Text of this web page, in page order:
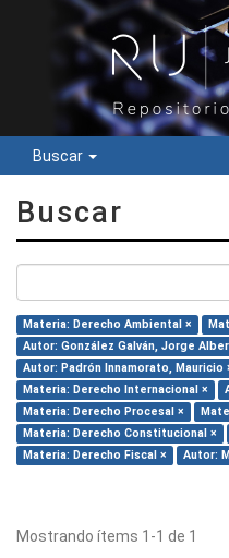
Buscar
Buscar
Materia: Derecho Ambiental ×
Autor: González Galván, Jorge
Autor: Padrón Innamorato, Mauricio
Materia: Derecho Internacional ×
Materia: Derecho Procesal ×
Materia: Derecho Constitucional ×
Materia: Derecho Fiscal ×
Autor:
Mostrando ítems 1-1 de 1